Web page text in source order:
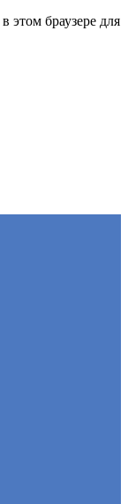
этом браузере для